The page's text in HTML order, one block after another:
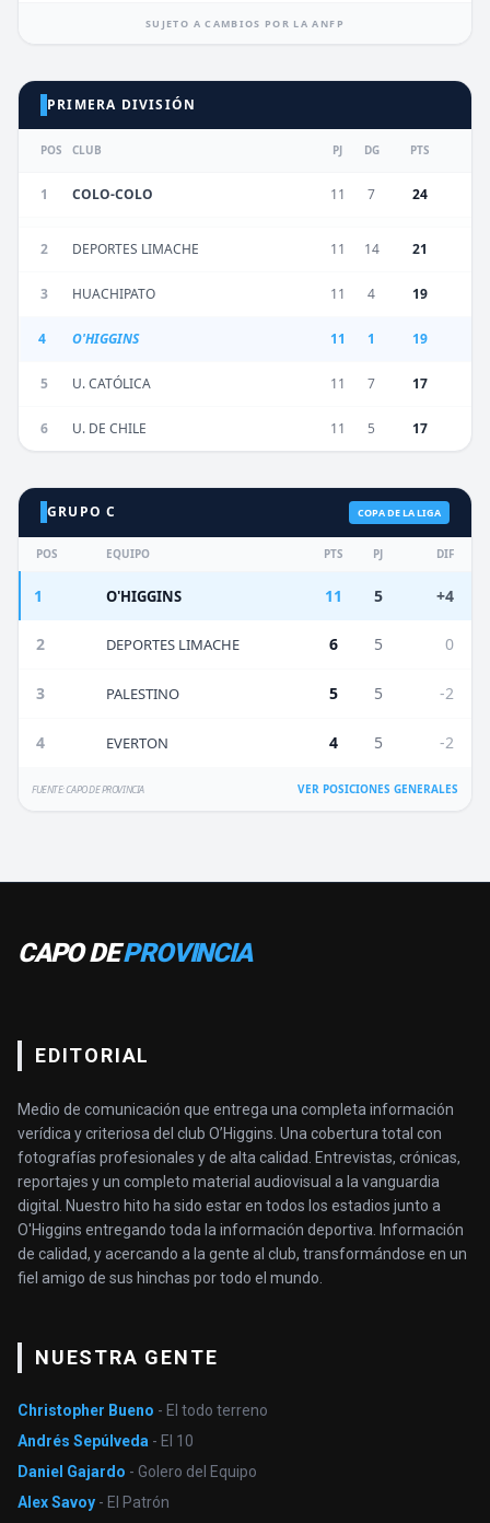
SUJETO A CAMBIOS POR LA ANFP
PRIMERA DIVISIÓN
POS CLUB PJ DG PTS
1 COLO-COLO 11 7 24
2 DEPORTES LIMACHE 11 14 21
3 HUACHIPATO 11 4 19
4 O'HIGGINS 11 1 19
5 U. CATÓLICA 11 7 17
6 U. DE CHILE 11 5 17
GRUPO C COPA DE LA LIGA
POS EQUIPO PTS PJ DIF
1 O'HIGGINS 11 5 +4
2 DEPORTES LIMACHE 6 5 0
3 PALESTINO 5 5 -2
4 EVERTON 4 5 -2
FUENTE: CAPO DE PROVINCIA VER POSICIONES GENERALES
CAPO DEPROVINCIA
EDITORIAL
Medio de comunicación que entrega una completa información
verídica y criteriosa del club O’Higgins. Una cobertura total con
fotografías profesionales y de alta calidad. Entrevistas, crónicas,
reportajes y un completo material audiovisual a la vanguardia
digital. Nuestro hito ha sido estar en todos los estadios junto a
O'Higgins entregando toda la información deportiva. Información
de calidad, y acercando a la gente al club, transformándose en un
fiel amigo de sus hinchas por todo el mundo.
NUESTRA GENTE
Christopher Bueno - El todo terreno
Andrés Sepúlveda - El 10
Daniel Gajardo - Golero del Equipo
Alex Savoy - El Patrón